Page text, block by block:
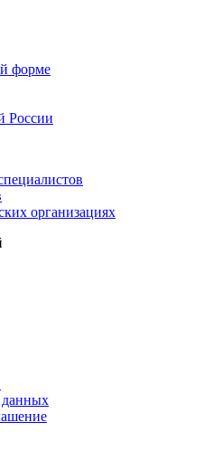
форме
России
организациях
данных